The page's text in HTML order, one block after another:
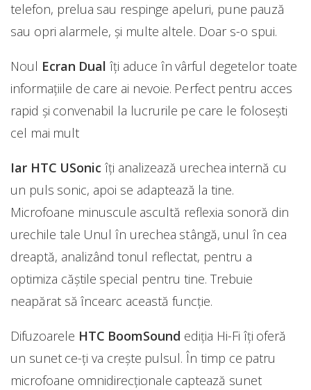
telefon, prelua sau respinge apeluri, pune pauză
sau opri alarmele, și multe altele. Doar s-o spui.
Noul Ecran Dual îți aduce în vârful degetelor toate
informațiile de care ai nevoie. Perfect pentru acces
rapid și convenabil la lucrurile pe care le folosești
cel mai mult
Iar HTC USonic îți analizează urechea internă cu
un puls sonic, apoi se adaptează la tine.
Microfoane minuscule ascultă reflexia sonoră din
urechile tale Unul în urechea stângă, unul în cea
dreaptă, analizând tonul reflectat, pentru a
optimiza căștile special pentru tine. Trebuie
neapărat să încearc această funcție.
Difuzoarele HTC BoomSound ediția Hi-Fi îți oferă
un sunet ce-ți va crește pulsul. În timp ce patru
microfoane omnidirecționale captează sunet